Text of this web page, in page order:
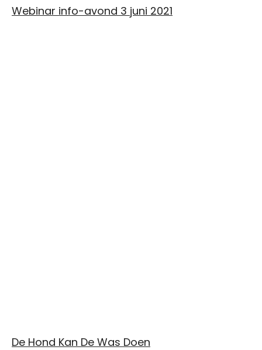
Webinar info-avond 3 juni 2021
De Hond Kan De Was Doen